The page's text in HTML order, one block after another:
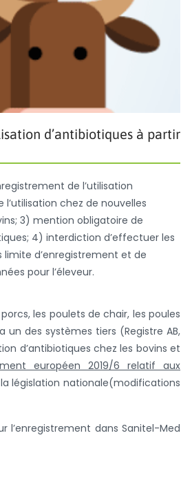
d’antibiotiques à partir
de l’utilisation
chez de nouvelles
3) mention obligatoire de
4) interdiction d’effectuer les
d’enregistrement et de
pour l’éleveur.
les poulets de chair, les poules
des systèmes tiers (Registre AB,
d’antibiotiques chez les bovins et
européen 2019/6 relatif aux
législation nationale(modifications
l’enregistrement dans Sanitel-Med